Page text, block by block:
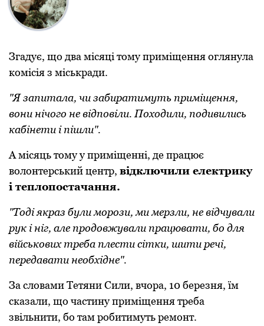
Згадує, що два місяці тому приміщення оглянула
комісія з міськради.
"Я запитала, чи забиратимуть приміщення,
вони нічого не відповіли. Походили, подивились
кабінети і пішли".
А місяць тому у приміщенні, де працює
волонтерський центр, відключили електрику
і теплопостачання.
"Тоді якраз були морози, ми мерзли, не відчували
рук і ніг, але продовжували працювати, бо для
військових треба плести сітки, шити речі,
передавати необхідне".
За словами Тетяни Сили, вчора, 10 березня, їм
сказали, що частину приміщення треба
звільнити, бо там робитимуть ремонт.